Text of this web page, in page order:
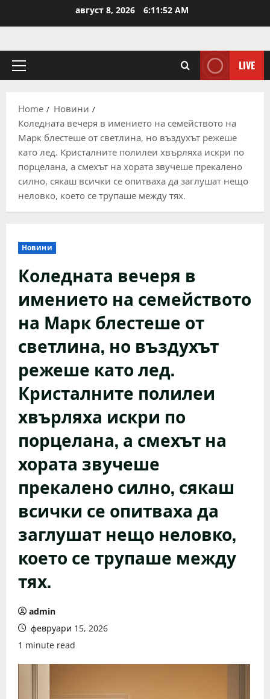
август 8, 2026 6:11:53 AM
Primary
LIVE
Home
Новини
Коледната вечеря в имението на семейството на
Марк блестеше от светлина, но въздухът режеше
като лед. Кристалните полилеи хвърляха искри по
порцелана, а смехът на хората звучеше прекалено
силно, сякаш всички се опитваха да заглушат нещо
неловко, което се трупаше между тях.
Новини
Коледната вечеря в
имението на семейството
на Марк блестеше от
светлина, но въздухът
режеше като лед.
Кристалните полилеи
хвърляха искри по
порцелана, а смехът на
хората звучеше
прекалено силно, сякаш
всички се опитваха да
заглушат нещо неловко,
което се трупаше между
тях.
admin
февруари 15, 2026
1 minute read